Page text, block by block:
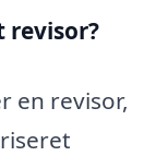
revisor?
en revisor,